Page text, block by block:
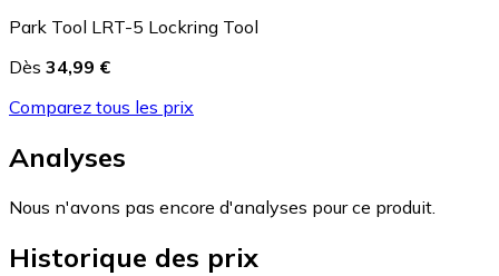
Park Tool LRT-5 Lockring Tool
Dès 34,99 €
Comparez tous les prix
Analyses
Nous n'avons pas encore d'analyses pour ce produit.
Historique des prix